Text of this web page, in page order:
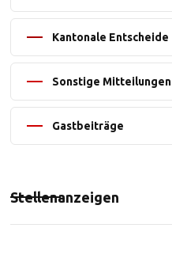
Kantonale Entscheide
Sonstige Mitteilungen
Gastbeiträge
Stellenanzeigen